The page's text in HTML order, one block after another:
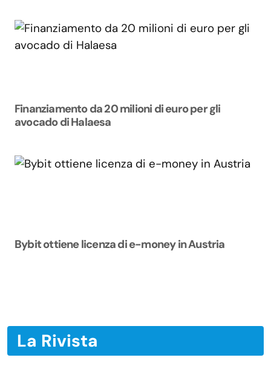
Finanziamento da 20 milioni di euro per gli
avocado di Halaesa
Bybit ottiene licenza di e-money in Austria
La Rivista